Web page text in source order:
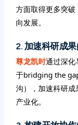
方面取得更多突
向发展。
2. 加速科研成
尊龙凯时通过深化
于bridging the
沟），加速科研
产业化。